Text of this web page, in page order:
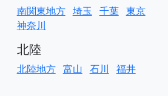
南関東地方 埼玉 千葉 東京
神奈川
北陸
北陸地方 富山 石川 福井